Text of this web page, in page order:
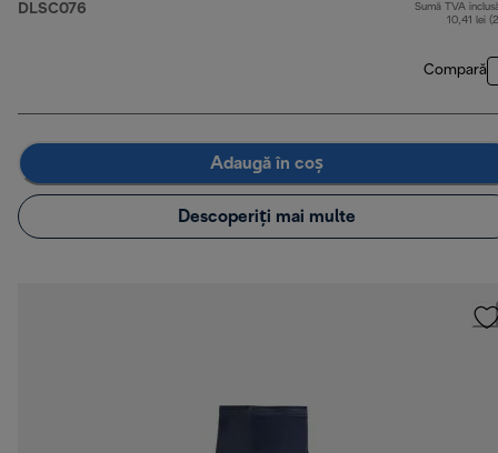
DLSC076
Sumă TVA
10,41 lei
Compară
Adaugă în coș
Descoperiți mai multe